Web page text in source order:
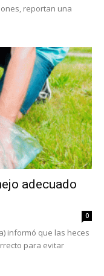
reportan una
adecuado
0
informó que las heces
para evitar